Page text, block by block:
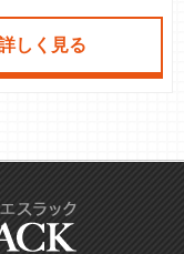
しく見る